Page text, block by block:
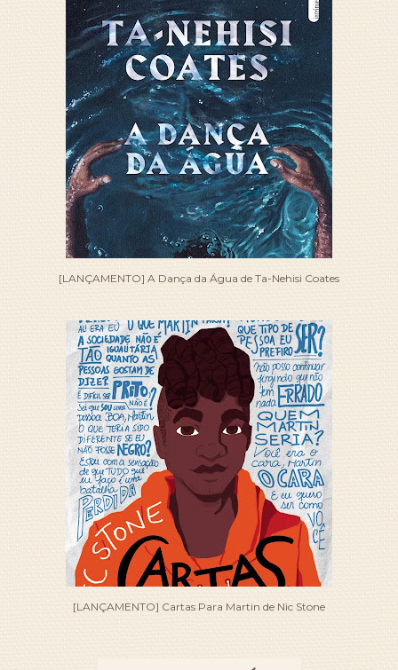
[LANÇAMENTO] A Dança da Água de Ta-Nehisi Coates
[LANÇAMENTO] Cartas Para Martin de Nic Stone